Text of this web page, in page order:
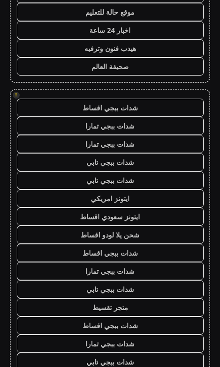
موقع حالة للتعليم
اخبار 24 ساعة
هيدب فنون وترفيه
صحيفة العالم
!
شدات ببجي اقساط
شدات ببجي تمارا
شدات ببجي تمارا
شدات ببجي تابي
شدات ببجي تابي
ايتونز امريكي
ايتونز سعودي اقساط
شحن يلا لودو اقساط
شدات ببجي اقساط
شدات ببجي تمارا
شدات ببجي تابي
متجر تقسيط
شدات ببجي اقساط
شدات ببجي تمارا
شدات ببجي تابي